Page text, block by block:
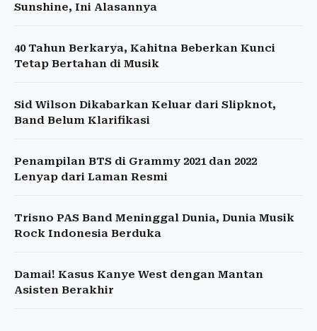
Sunshine, Ini Alasannya
40 Tahun Berkarya, Kahitna Beberkan Kunci
Tetap Bertahan di Musik
Sid Wilson Dikabarkan Keluar dari Slipknot,
Band Belum Klarifikasi
Penampilan BTS di Grammy 2021 dan 2022
Lenyap dari Laman Resmi
Trisno PAS Band Meninggal Dunia, Dunia Musik
Rock Indonesia Berduka
Damai! Kasus Kanye West dengan Mantan
Asisten Berakhir